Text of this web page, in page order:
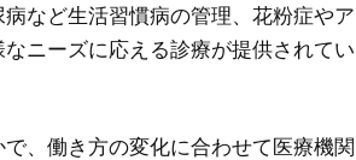
など生活習慣病の管理、花粉症やア
ニーズに応える診療が提供されてい
、働き方の変化に合わせて医療機関